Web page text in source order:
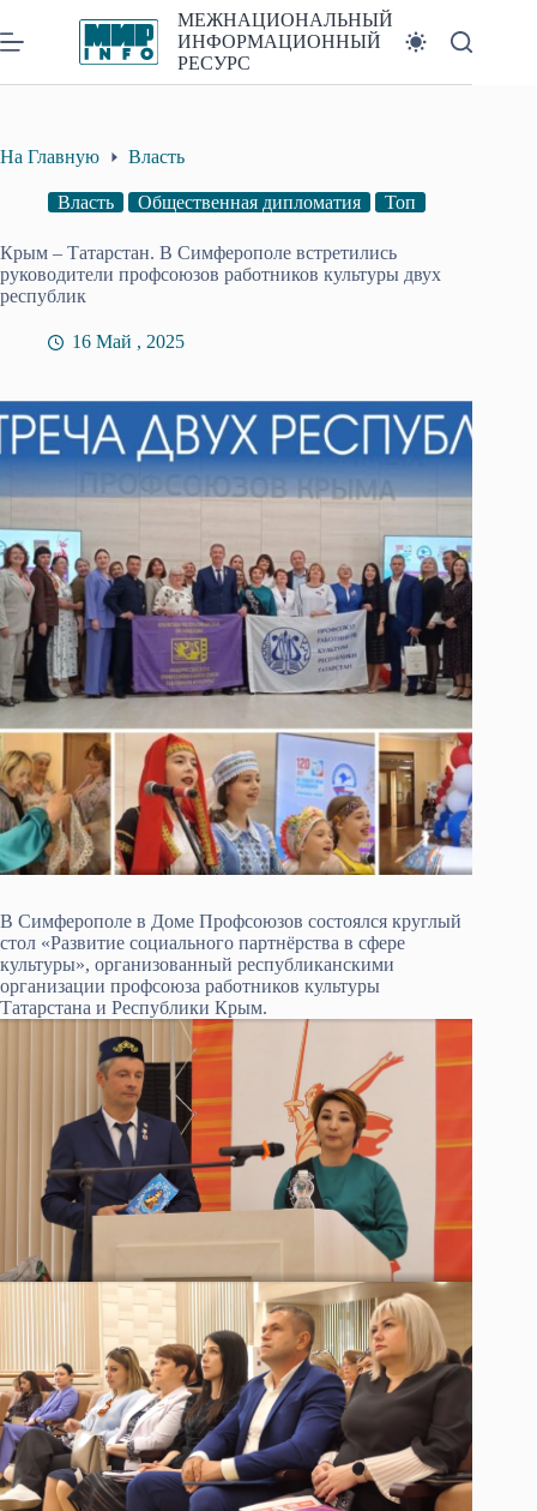
к
сути
МЕЖНАЦИОНАЛЬНЫЙ
ИНФОРМАЦИОННЫЙ
РЕСУРС
На Главную Власть
Власть Общественная дипломатия Топ
Крым – Татарстан. В Симферополе встретились
руководители профсоюзов работников культуры двух
республик
16 Май , 2025
В Симферополе в Доме Профсоюзов состоялся круглый
стол «Развитие социального партнёрства в сфере
культуры», организованный республиканскими
организации профсоюза работников культуры
Татарстана и Республики Крым.